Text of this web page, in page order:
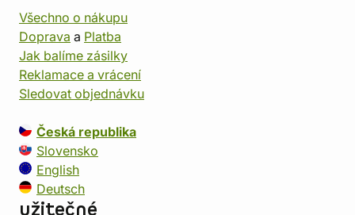
Všechno o nákupu
Doprava a Platba
Jak balíme zásilky
Reklamace a vrácení
Sledovat objednávku
Česká republika
Slovensko
English
Deutsch